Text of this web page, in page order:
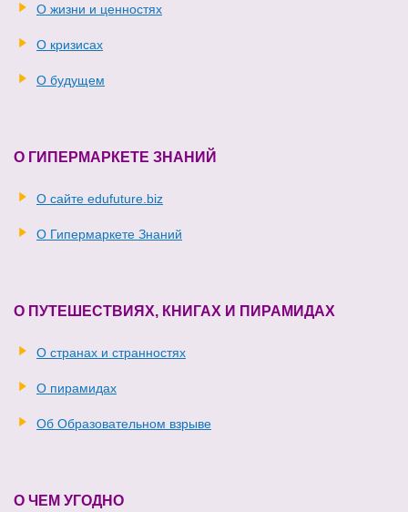
О жизни и ценностях
О кризисах
О будущем
О ГИПЕРМАРКЕТЕ ЗНАНИЙ
О сайте edufuture.biz
О Гипермаркете Знаний
О ПУТЕШЕСТВИЯХ, КНИГАХ И ПИРАМИДАХ
О странах и странностях
О пирамидах
Об Образовательном взрыве
О ЧЕМ УГОДНО